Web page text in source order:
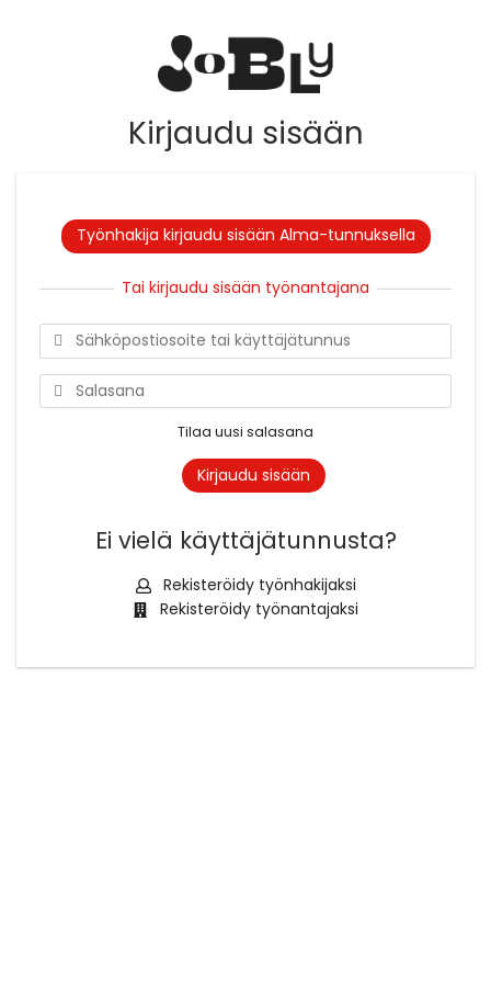
Kirjaudu sisään
Työnhakija kirjaudu sisään Alma-tunnuksella
Tai kirjaudu sisään työnantajana
Tilaa uusi salasana
Ei vielä käyttäjätunnusta?
Rekisteröidy työnhakijaksi
Rekisteröidy työnantajaksi